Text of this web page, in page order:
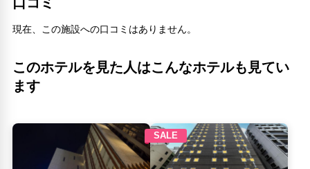
エジプト大使館(5.32km)
大圓寺(3.19km)
宝仙寺東(4.96km)
山内豊信墓(1.69km)
フジテレビ本社ビル(2.73km)
東京トリックアート迷宮館(3.02km)
東海寺(710m)
現在、この施設への口コミはありません。
このホテルを見た人はこんなホテルも見てい
ます